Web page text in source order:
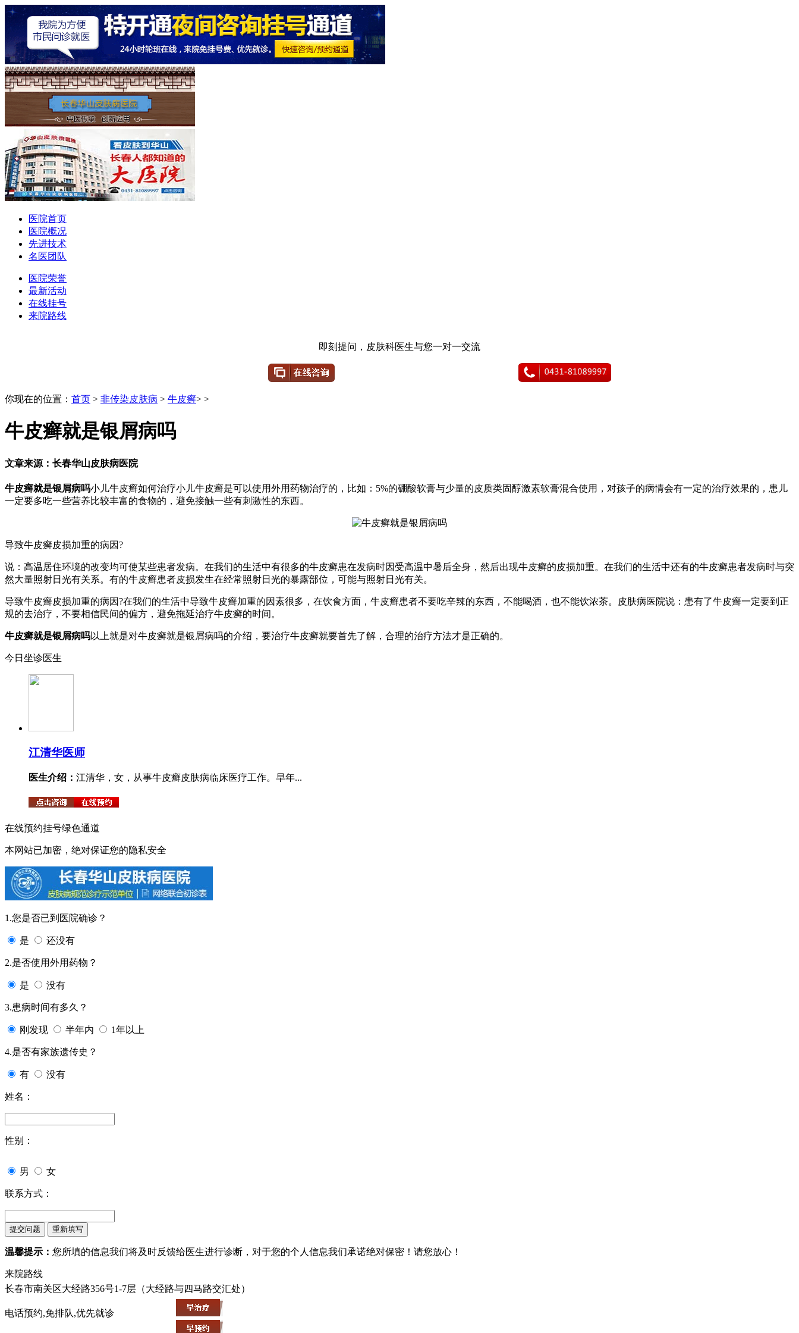
医院首页
医院概况
先进技术
名医团队
医院荣誉
最新活动
在线挂号
来院路线
即刻提问，皮肤科医生与您一对一交流
你现在的位置： 首页 > 非传染皮肤病 > 牛皮癣> >
牛皮癣就是银屑病吗
文章来源：长春华山皮肤病医院
牛皮癣就是银屑病吗小儿牛皮癣如何治疗小儿牛皮癣是可以使用外用药物治疗的，比如：5%的硼酸软膏与少量的皮质类固醇激素软膏混合使用，对孩子的病情会有一定的治疗效果的，患儿
一定要多吃一些营养比较丰富的食物的，避免接触一些有刺激性的东西。
导致牛皮癣皮损加重的病因?
说：高温居住环境的改变均可使某些患者发病。在我们的生活中有很多的牛皮癣患在发病时因受高温中暑后全身，然后出现牛皮癣的皮损加重。在我们的生活中还有的牛皮癣患者发病时与突
然大量照射日光有关系。有的牛皮癣患者皮损发生在经常照射日光的暴露部位，可能与照射日光有关。
导致牛皮癣皮损加重的病因?在我们的生活中导致牛皮癣加重的因素很多，在饮食方面，牛皮癣患者不要吃辛辣的东西，不能喝酒，也不能饮浓茶。皮肤病医院说：患有了牛皮癣一定要到正
规的去治疗，不要相信民间的偏方，避免拖延治疗牛皮癣的时间。
牛皮癣就是银屑病吗以上就是对牛皮癣就是银屑病吗的介绍，要治疗牛皮癣就要首先了解，合理的治疗方法才是正确的。
今日坐诊医生
江清华医师
医生介绍： 江清华，女，从事牛皮癣皮肤病临床医疗工作。早年...
在线预约挂号绿色通道
本网站已加密，绝对保证您的隐私安全
1.您是否已到医院确诊？
是 还没有
2.是否使用外用药物？
是 没有
3.患病时间有多久？
刚发现 半年内 1年以上
4.是否有家族遗传史？
有 没有
姓名：
性别：
男 女
联系方式：
温馨提示： 您所填的信息我们将及时反馈给医生进行诊断，对于您的个人信息我们承诺绝对保密！请您放心！
来院路线
长春市南关区大经路356号1-7层（大经路与四马路交汇处）
电话预约,免排队,优先就诊